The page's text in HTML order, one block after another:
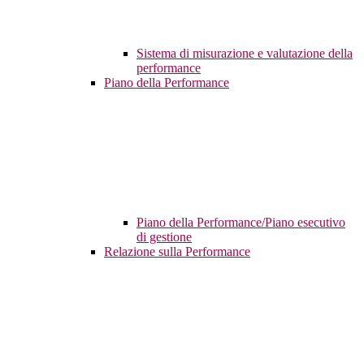
Sistema di misurazione e valutazione della
performance
Piano della Performance
Piano della Performance/Piano esecutivo
di gestione
Relazione sulla Performance